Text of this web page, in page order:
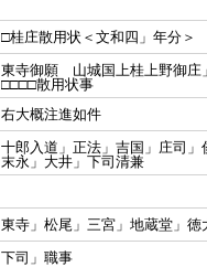
□桂庄散用状＜文和四」年分＞
東寺御願 山城国上桂上野御
□□□□散用状事
右大概注進如件
十郎入道」正法」吉国」庄司」
末永」大井」下司清兼
東寺」松尾」三宮」地蔵堂」徳
下司」職事